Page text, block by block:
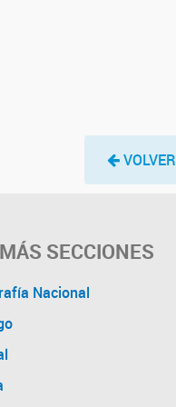
VOLVER
MÁS SECCIONES
Nacional